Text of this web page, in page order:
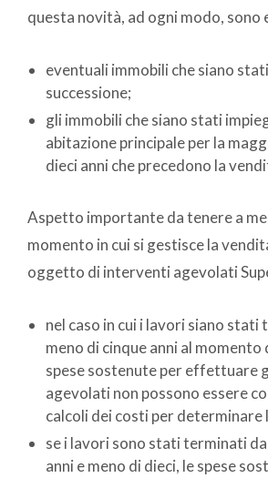
questa novità, ad ogni modo, sono
eventuali immobili che siano
successione;
gli immobili che siano stati
abitazione principale per la
dieci anni che precedono la
Aspetto importante da tenere a
momento in cui si gestisce la
oggetto di interventi agevolati
nel caso in cui i lavori siano stati
meno di cinque anni al momento
spese sostenute per effettuare
agevolati non possono essere
calcoli dei costi per determinare
se i lavori sono stati terminati
anni e meno di dieci, le spese